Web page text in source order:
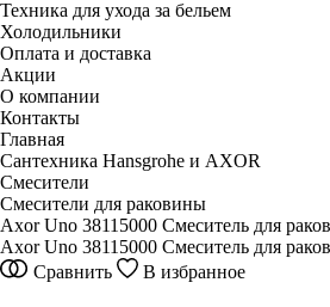
Техника для ухода за бельем
Холодильники
Оплата и доставка
Акции
О компании
Контакты
Главная
Сантехника Hansgrohe и AXOR
Смесители
Смесители для раковины
Axor Uno 38115000 Смеситель для
Axor Uno 38115000 Смеситель для
Сравнить
В избранное